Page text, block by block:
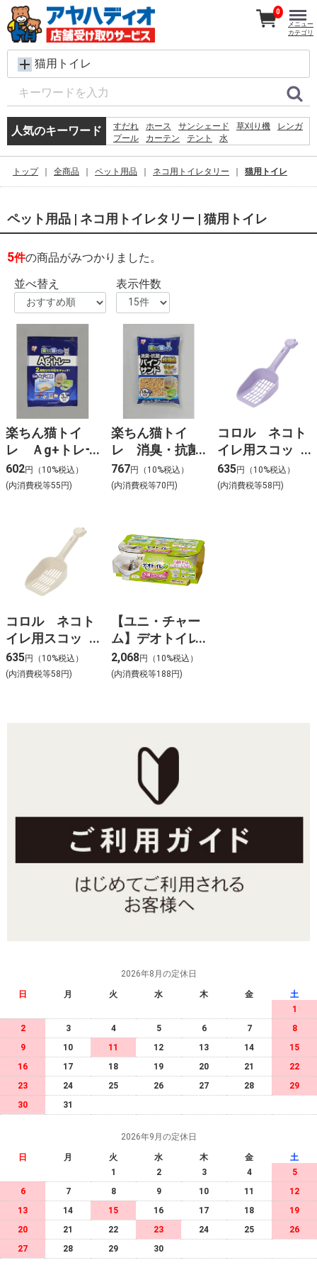
猫用トイレ
人気のキーワード すだれ ホース サンシェード 草刈り機
レンガ
プール
カーテン テント
水
椅子
砂利 バケツ 飼育ケース 物置
0
メニュー
カテゴリ
トップ 全商品 ペット用品 ネコ用トイレタリー 猫用トイレ
ペット用品 | ネコ用トイレタリー | 猫用トイレ
5件の商品がみつかりました。
並べ替え
表示件数
楽ちん猫トイ
レ Ａg+トレー
RCT-3 3枚
602円（10%税込）
(内消費税等55円)
楽ちん猫トイ
レ 消臭・抗菌
パインサンド
RCT-35 3.5kg
767円（10%税込）
(内消費税等70円)
コロル ネコト
イレ用スコッ
プ 大粒用 パ
ープル
635円（10%税込）
(内消費税等58円)
コロル ネコト
イレ用スコッ
プ 小粒用 ベ
ージュ
635円（10%税込）
(内消費税等58円)
【ユニ・チャー
ム】デオトイレ
子猫~5kgの成猫
用本体セット ナ
2,068円（10%税込）
(内消費税等188円)
2026年8月の定休日
日 月 火 水 木 金
土
1
2
3 4 5 6 7
8
9
10 11 12 13 14
15
16
17 18 19 20 21
22
23
24 25 26 27 28
29
30
31
2026年9月の定休日
日 月 火 水 木 金
土
1
2 3 4
5
6
7 8 9 10 11
12
13
14 15 16 17 18
19
20
21 22 23 24 25
26
27
28 29 30